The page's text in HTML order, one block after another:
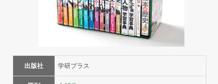
出版社 学研プラス